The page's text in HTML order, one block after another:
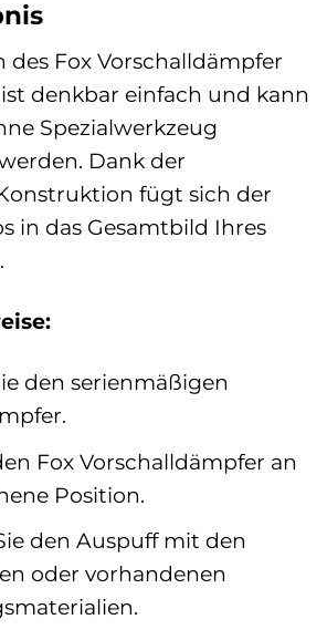
des Fox Vorschalldämpfer
denkbar einfach und kann
Spezialwerkzeug
Dank der
fügt sich der
in das Gesamtbild Ihres
den serienmäßigen
Fox Vorschalldämpfer an
Position.
den Auspuff mit den
oder vorhandenen